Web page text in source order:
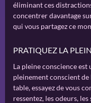
éliminant ces
concentrer davantage
qui vous partagez ce
PRATIQUEZ LA
La pleine conscience
pleinement conscient
table, essayez de vous
ressentez, les odeurs,